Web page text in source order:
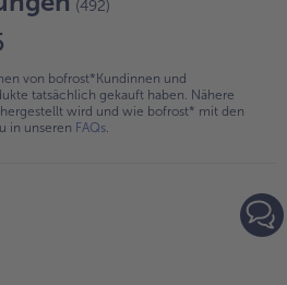
(492)
von bofrost*Kundinnen und
tatsächlich gekauft haben. Nähere
wird und wie bofrost* mit den
in unseren FAQs